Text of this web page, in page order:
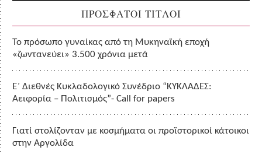
ΠΡΟΣΦΑΤΟΙ ΤΙΤΛΟΙ
Το πρόσωπο γυναίκας από τη Μυκηναϊκή εποχή
«ζωντανεύει» 3.500 χρόνια μετά
Ε΄ Διεθνές Κυκλαδολογικό Συνέδριο “ΚΥΚΛΑΔΕΣ:
Αειφορία – Πολιτισμός”- Call for papers
Γιατί στολίζονταν με κοσμήματα οι προϊστορικοί κάτοικοι
στην Αργολίδα